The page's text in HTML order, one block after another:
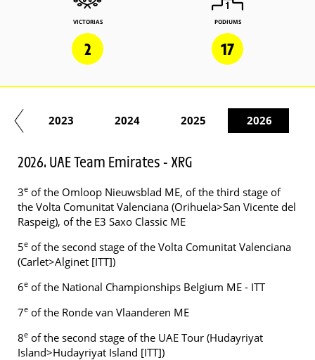
VICTORIAS
2
PODIUMS
17
2023 2024 2025 2026
2026. UAE Team Emirates - XRG
3e of the Omloop Nieuwsblad ME, of the third stage of
the Volta Comunitat Valenciana (Orihuela>San Vicente del
Raspeig), of the E3 Saxo Classic ME
5e of the second stage of the Volta Comunitat Valenciana
(Carlet>Alginet [ITT])
6e of the National Championships Belgium ME - ITT
7e of the Ronde van Vlaanderen ME
8e of the second stage of the UAE Tour (Hudayriyat
Island>Hudayriyat Island [ITT])